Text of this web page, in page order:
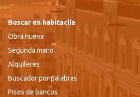
Buscar en habitaclia
Obra nueva
Segunda mano
Alquileres
Buscador por palabras
Pisos de bancos